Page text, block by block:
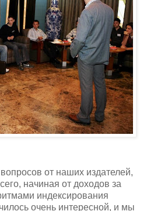
от наших издателей,
начиная от доходов за
индексирования
очень интересной, и мы